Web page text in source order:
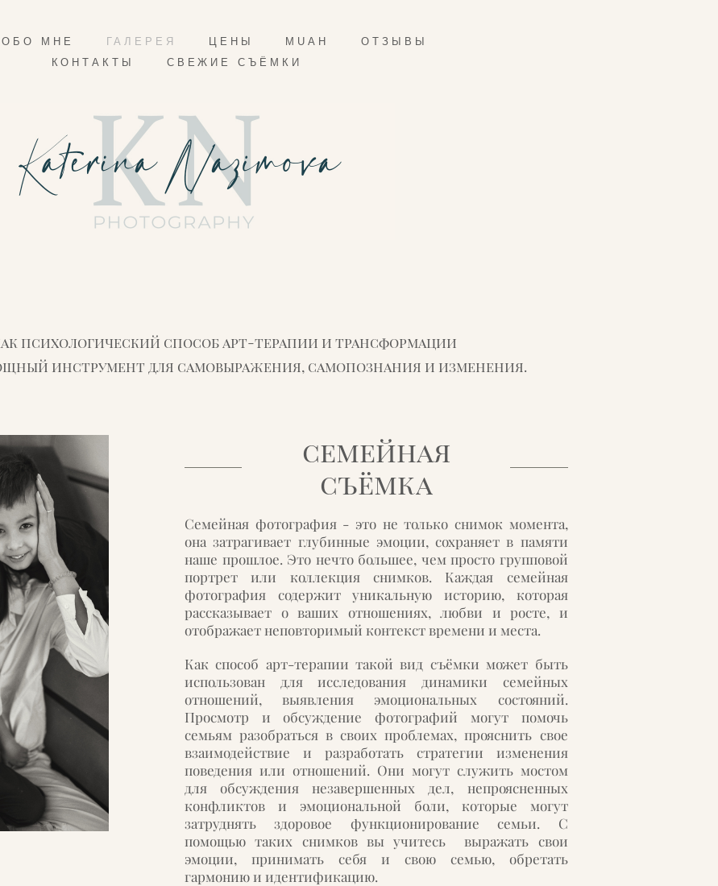
ОБО МНЕ ГАЛЕРЕЯ ЦЕНЫ MUAH
ОТЗЫВЫ
КОНТАКТЫ
СВЕЖИЕ СЪЁМКИ
психологический способ арт-терапии и трансформации
инструмент для самовыражения, самопознания и изменения.
семейная
съёмка
Семейная фотография - это не только снимок момента,
она затрагивает глубинные эмоции, сохраняет в памяти
наше прошлое. Это нечто большее, чем просто групповой
портрет или коллекция снимков. Каждая семейная
фотография содержит уникальную историю, которая
рассказывает о ваших отношениях, любви и росте, и
отображает неповторимый контекст времени и места.
Как способ арт-терапии такой вид съёмки может быть
использован для исследования динамики семейных
отношений, выявления эмоциональных состояний.
Просмотр и обсуждение фотографий могут помочь
семьям разобраться в своих проблемах, прояснить свое
взаимодействие и разработать стратегии изменения
поведения или отношений. Они могут служить мостом
для обсуждения незавершенных дел, непроясненных
конфликтов и эмоциональной боли, которые могут
затруднять здоровое функционирование семьи. С
помощью таких снимков вы учитесь выражать свои
эмоции, принимать себя и свою семью, обретать
гармонию и идентификацию.